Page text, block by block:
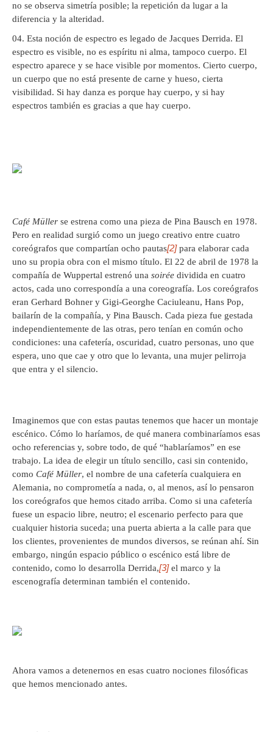
no se observa simetría posible; la repetición da lugar a la
diferencia y la alteridad.
Esta noción de espectro es legado de Jacques Derrida. El
espectro es visible, no es espíritu ni alma, tampoco cuerpo. El
espectro aparece y se hace visible por momentos. Cierto cuerpo,
un cuerpo que no está presente de carne y hueso, cierta
visibilidad. Si hay danza es porque hay cuerpo, y si hay
espectros también es gracias a que hay cuerpo.
Café Müller se estrena como una pieza de Pina Bausch en 1978.
Pero en realidad surgió como un juego creativo entre cuatro
coreógrafos que compartían ocho pautas[2]para elaborar cada
uno su propia obra con el mismo título. El 22 de abril de 1978 la
compañía de Wuppertal estrenó una soirée dividida en cuatro
actos, cada uno correspondía a una coreografía. Los coreógrafos
eran Gerhard Bohner y Gigi-Georghe Caciuleanu, Hans Pop,
bailarín de la compañía, y Pina Bausch. Cada pieza fue gestada
independientemente de las otras, pero tenían en común ocho
condiciones: una cafetería, oscuridad, cuatro personas, uno que
espera, uno que cae y otro que lo levanta, una mujer pelirroja
que entra y el silencio.
Imaginemos que con estas pautas tenemos que hacer un montaje
escénico. Cómo lo haríamos, de qué manera combinaríamos esas
ocho referencias y, sobre todo, de qué “hablaríamos” en ese
trabajo. La idea de elegir un título sencillo, casi sin contenido,
como Café Müller, el nombre de una cafetería cualquiera en
Alemania, no comprometía a nada, o, al menos, así lo pensaron
los coreógrafos que hemos citado arriba. Como si una cafetería
fuese un espacio libre, neutro; el escenario perfecto para que
cualquier historia suceda; una puerta abierta a la calle para que
los clientes, provenientes de mundos diversos, se reúnan ahí. Sin
embargo, ningún espacio público o escénico está libre de
contenido, como lo desarrolla Derrida,[3]el marco y la
escenografía determinan también el contenido.
Ahora vamos a detenernos en esas cuatro nociones filosóficas
que hemos mencionado antes.